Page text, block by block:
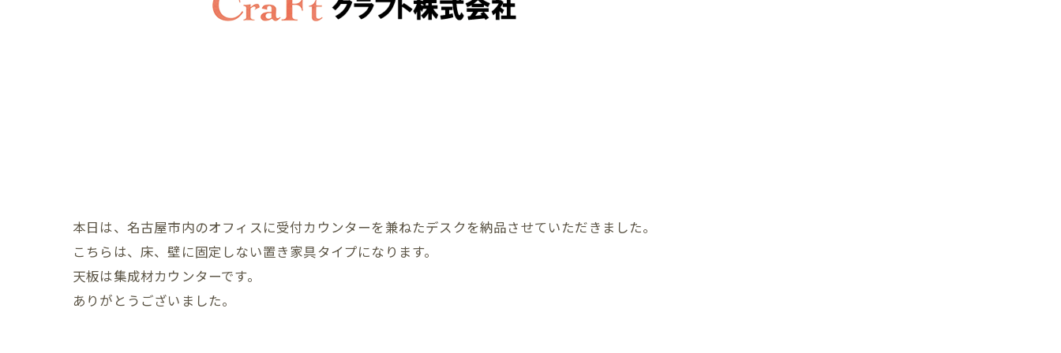
本日は、名古屋市内のオフィスに受付カウンターを兼ねたデスクを納品させていただきました。
こちらは、床、壁に固定しない置き家具タイプになります。
天板は集成材カウンターです。
ありがとうございました。